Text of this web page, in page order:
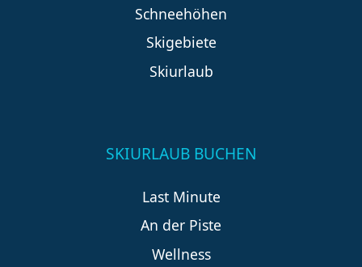
Schneehöhen
Skigebiete
Skiurlaub
SKIURLAUB BUCHEN
Last Minute
An der Piste
Wellness